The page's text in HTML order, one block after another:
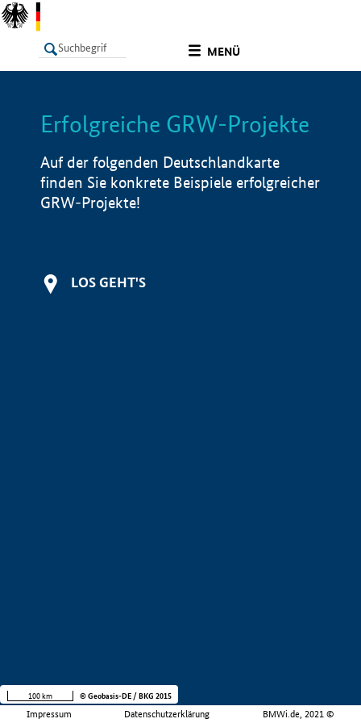
MENÜ
LISTE Info
Erfolgreiche GRW-Projekte
Auf der folgenden Deutschlandkarte
finden Sie konkrete Beispiele erfolgreicher
GRW-Projekte!
LOS GEHT'S
Impressum Datenschutzerklärung BMWi.de, 2021 ©
100 km © Geobasis-DE / BKG 2015